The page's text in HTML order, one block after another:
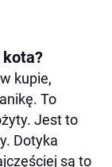
w kupie,
To
Jest to
Dotyka
są to